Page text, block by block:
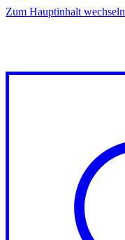
Zum Hauptinhalt wechseln